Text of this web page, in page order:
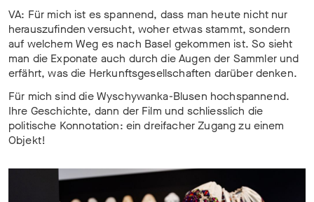
VA: Für mich ist es spannend, dass man heute nicht nur
herauszufinden versucht, woher etwas stammt, sondern
auf welchem Weg es nach Basel gekommen ist. So sieht
man die Exponate auch durch die Augen der Sammler und
erfährt, was die Herkunftsgesellschaften darüber denken.
Für mich sind die Wyschywanka-Blusen hochspannend.
Ihre Geschichte, dann der Film und schliesslich die
politische Konnotation: ein dreifacher Zugang zu einem
Objekt!